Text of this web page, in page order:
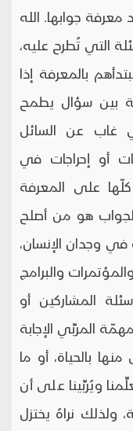
معرفة جوابها. الله
التي تُطرح عليه،
بالمعرفة إذا
بين سؤال يطمح
غاب عن السائل
أو إحراجات في
على المعرفة
هو من أصلح
في وجدان الإنسان،
والبرامج
المشاركين أو
المربِّي الإجابة
بالحياة، أو ما
ويُربِّينا على أن
ولذلك نراهُ يختزل